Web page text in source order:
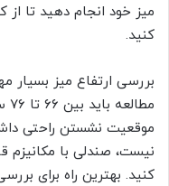
میز خود انجام دهید تا
کنید.
بررسی ارتفاع میز بسیار
موقعیت نشستن راحتی
نیست، صندلی با مکانیزم
کنید. بهترین راه برای